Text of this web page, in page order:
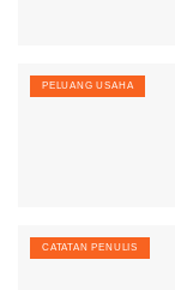
PELUANG USAHA
CATATAN PENULIS